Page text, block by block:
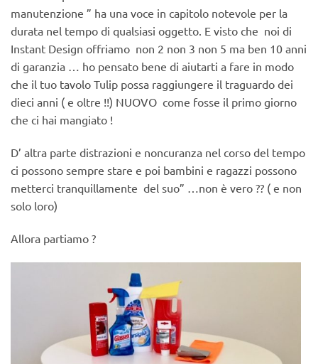
manutenzione ” ha una voce in capitolo notevole per la
durata nel tempo di qualsiasi oggetto. E visto che noi di
Instant Design offriamo non 2 non 3 non 5 ma ben 10 anni
di garanzia … ho pensato bene di aiutarti a fare in modo
che il tuo tavolo Tulip possa raggiungere il traguardo dei
dieci anni ( e oltre !!) NUOVO come fosse il primo giorno
che ci hai mangiato !
D’ altra parte distrazioni e noncuranza nel corso del tempo
ci possono sempre stare e poi bambini e ragazzi possono
metterci tranquillamente del suo” …non è vero ?? ( e non
solo loro)
Allora partiamo ?